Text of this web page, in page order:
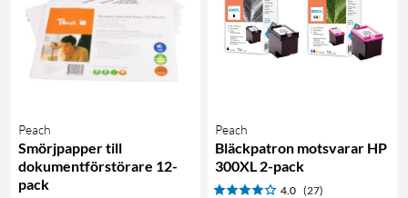
Peach
Smörjpapper till
dokumentförstörare 12-
pack
Peach
Bläckpatron motsvarar HP
300XL 2-pack
4.0 (27)